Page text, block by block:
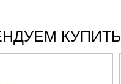
КУПИТЬ